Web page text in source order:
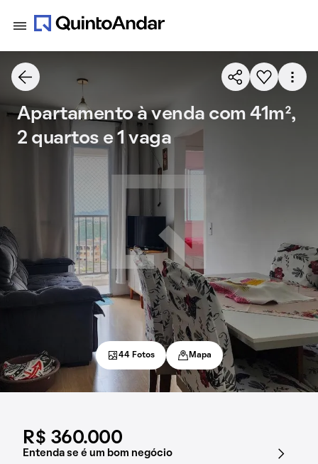
R$ 360.000
Entenda se é um bom negócio
Apartamento à venda com 41m²,
2 quartos e 1 vaga
44 Fotos Mapa